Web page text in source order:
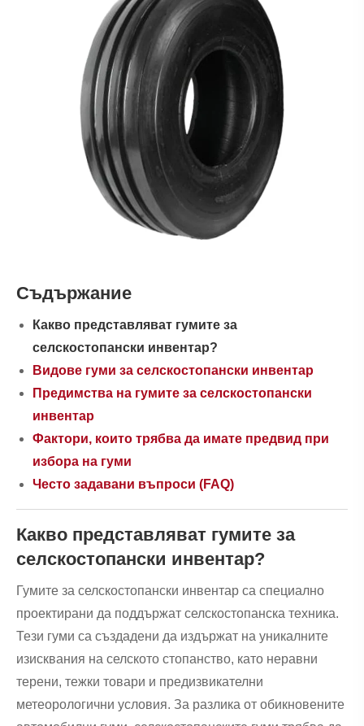
Съдържание
Какво представляват гумите за
селскостопански инвентар?
Видове гуми за селскостопански инвентар
Предимства на гумите за селскостопански
инвентар
Фактори, които трябва да имате предвид при
избора на гуми
Често задавани въпроси (FAQ)
Какво представляват гумите за
селскостопански инвентар?
Гумите за селскостопански инвентар са специално
проектирани да поддържат селскостопанска техника.
Тези гуми са създадени да издържат на уникалните
изисквания на селското стопанство, като неравни
терени, тежки товари и предизвикателни
метеорологични условия. За разлика от обикновените